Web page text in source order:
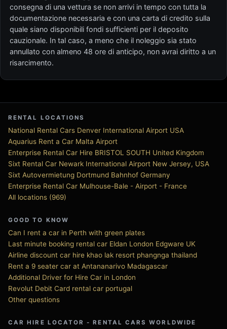
consegna di una vettura se non arrivi in tempo con tutta la
documentazione necessaria e con una carta di credito sulla
quale siano disponibili fondi sufficienti per il deposito
cauzionale. In tal caso, a meno che il noleggio sia stato
annullato con almeno 48 ore di anticipo, non avrai diritto a un
risarcimento.
RENTAL LOCATIONS
National Rental Cars Denver International Airport USA
Aquarius Rent a Car Malta Airport
Enterprise Rental Car Hire BRISTOL SOUTH United Kingdom
Sixt Rental Car Newark International Airport New Jersey, USA
Sixt Autovermietung Dortmund Bahnhof Germany
Enterprise Rental Car Mulhouse-Bale - Airport - France
All locations (969)
GOOD TO KNOW
Can I rent a car in Perth with green plates
Last minute booking rental car Eldan London Edgware UK
Airline discount car hire khao lak resort phangnga thailand
Rent a 9 seater car at Antananarivo Madagascar
Additional Driver for Hire Car in London
Revolut Debit Card rental car portugal
Other questions
CAR HIRE LOCATOR - RENTAL CARS WORLDWIDE